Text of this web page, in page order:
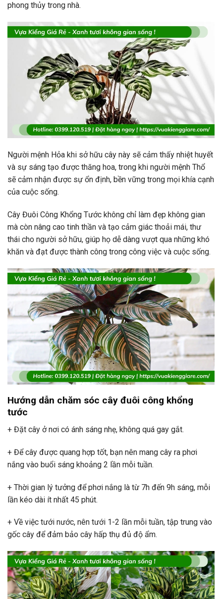
phong thủy trong nhà.
Người mệnh Hỏa khi sở hữu cây này sẽ cảm thấy nhiệt huyết
và sự sáng tạo được thăng hoa, trong khi người mệnh Thổ
sẽ cảm nhận được sự ổn định, bền vững trong mọi khía cạnh
của cuộc sống.
Cây Đuôi Công Khổng Tước không chỉ làm đẹp không gian
mà còn nâng cao tinh thần và tạo cảm giác thoải mái, thư
thái cho người sở hữu, giúp họ dễ dàng vượt qua những khó
khăn và đạt được thành công trong công việc và cuộc sống.
Hướng dẫn chăm sóc cây đuôi công khổng
tước
+ Đặt cây ở nơi có ánh sáng nhẹ, không quá gay gắt.
+ Để cây được quang hợp tốt, bạn nên mang cây ra phơi
nắng vào buổi sáng khoảng 2 lần mỗi tuần.
+ Thời gian lý tưởng để phơi nắng là từ 7h đến 9h sáng, mỗi
lần kéo dài ít nhất 45 phút.
+ Về việc tưới nước, nên tưới 1-2 lần mỗi tuần, tập trung vào
gốc cây để đảm bảo cây hấp thụ đủ độ ẩm.